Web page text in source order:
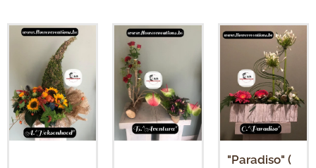
"Paradiso" (